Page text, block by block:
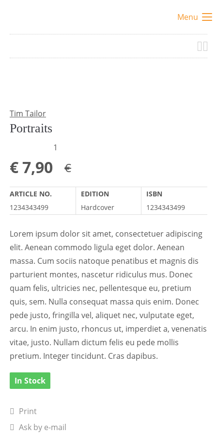
Menu
Tim Tailor
Portraits
1
€7,90 €
ARTICLE NO.
1234343499
EDITION
Hardcover
ISBN
1234343499
Lorem ipsum dolor sit amet, consectetuer adipiscing
elit. Aenean commodo ligula eget dolor. Aenean
massa. Cum sociis natoque penatibus et magnis dis
parturient montes, nascetur ridiculus mus. Donec
quam felis, ultricies nec, pellentesque eu, pretium
quis, sem. Nulla consequat massa quis enim. Donec
pede justo, fringilla vel, aliquet nec, vulputate eget,
arcu. In enim justo, rhoncus ut, imperdiet a, venenatis
vitae, justo. Nullam dictum felis eu pede mollis
pretium. Integer tincidunt. Cras dapibus.
In Stock
Print
Ask by e-mail